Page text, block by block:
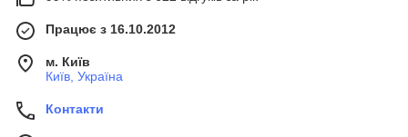
Працює з 16.10.2012
м. Київ
Київ, Україна
Контакти